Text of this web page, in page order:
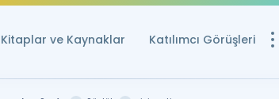
Kitaplar ve Kaynaklar Katılımcı Görüşleri